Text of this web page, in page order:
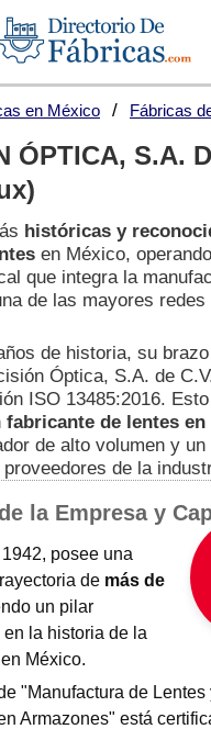
en México Fábricas
ÓPTICA, S.A.
históricas y
en México,
que integra la
de las mayores redes
de historia, su
Óptica, S.A. de
ISO 13485:2016.
fabricante de lentes en
de alto volumen y un
de la
la Empresa y
posee una
de más de
un pilar
la historia de la
México.
"Manufactura de Lentes
Armazones" está